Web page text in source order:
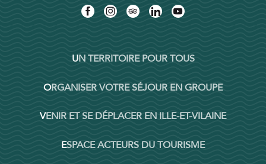
UN TERRITOIRE POUR TOUS
ORGANISER VOTRE SÉJOUR EN GROUPE
VENIR ET SE DÉPLACER EN ILLE-ET-VILAINE
ESPACE ACTEURS DU TOURISME